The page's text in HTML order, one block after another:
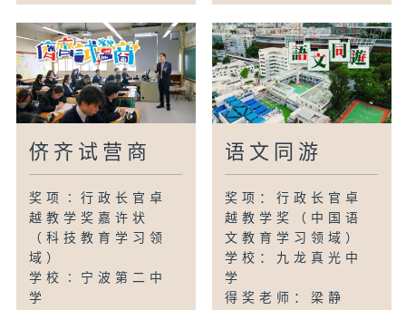
侪齐试营商
奖项∶行政长官卓
越教学奖嘉许状
（科技教育学习领
域）
学校∶宁波第二中
学
语文同游
奖项：行政长官卓
越教学奖（中国语
文教育学习领域）
学校：九龙真光中
学
得奖老师：梁静